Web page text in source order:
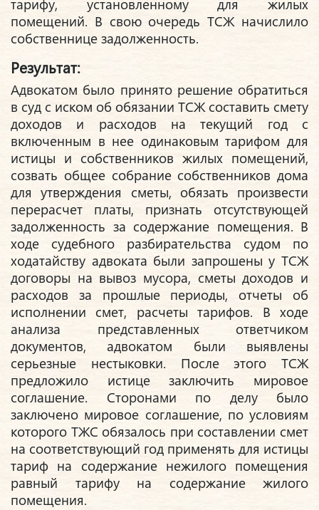
тарифу, установленному для жилых
помещений. В свою очередь ТСЖ начислило
собственнице задолженность.
Результат:
Адвокатом было принято решение обратиться
в суд с иском об обязании ТСЖ составить смету
доходов и расходов на текущий год с
включенным в нее одинаковым тарифом для
истицы и собственников жилых помещений,
созвать общее собрание собственников дома
для утверждения сметы, обязать произвести
перерасчет платы, признать отсутствующей
задолженность за содержание помещения. В
ходе судебного разбирательства судом по
ходатайству адвоката были запрошены у ТСЖ
договоры на вывоз мусора, сметы доходов и
расходов за прошлые периоды, отчеты об
исполнении смет, расчеты тарифов. В ходе
анализа представленных ответчиком
документов, адвокатом были выявлены
серьезные нестыковки. После этого ТСЖ
предложило истице заключить мировое
соглашение. Сторонами по делу было
заключено мировое соглашение, по условиям
которого ТЖС обязалось при составлении смет
на соответствующий год применять для истицы
тариф на содержание нежилого помещения
равный тарифу на содержание жилого
помещения.